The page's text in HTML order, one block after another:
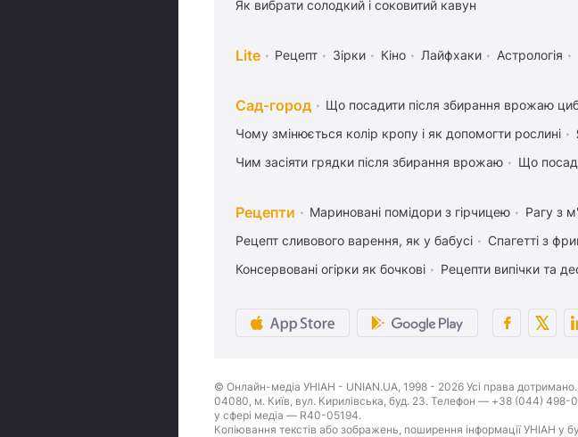
Як вибрати солодкий і соковитий кавун
Lite Рецепт Зірки Кіно Лайфхаки Астрологія
Сад-город Що посадити після збирання врожаю
Чому змінюється колір кропу і як допомогти рослині
Чим засіяти грядки після збирання врожаю
Що
Рецепти Мариновані помідори з гірчицею Рагу з
Рецепт сливового варення, як у бабусі
Спагетті з
Консервовані огірки як бочкові
Рецепти випічки та
© Онлайн-медіа УНІАН - UNIAN.UA, 1998 - 2026 Усі права дотримано.
04080, м. Київ, вул. Кирилівська, буд. 23. Телефон — +38 (044) 498-
у сфері медіа — R40-05194.
Копіювання текстів або зображень, поширення інформації УНІАН у